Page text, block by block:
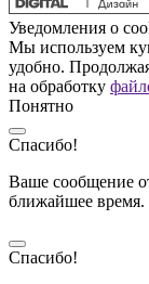
Уведомления о
Мы используем
удобно.
на обработку
Понятно
Спасибо!
Ваше сообщение
ближайшее время.
Спасибо!